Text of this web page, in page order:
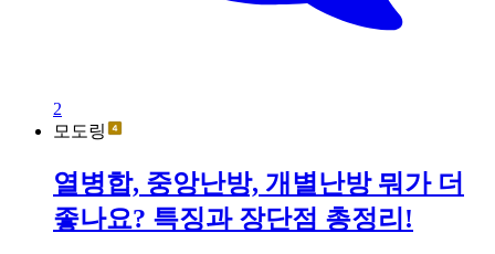
2
모도링
열병합, 중앙난방, 개별난방 뭐가 더
좋나요? 특징과 장단점 총정리!